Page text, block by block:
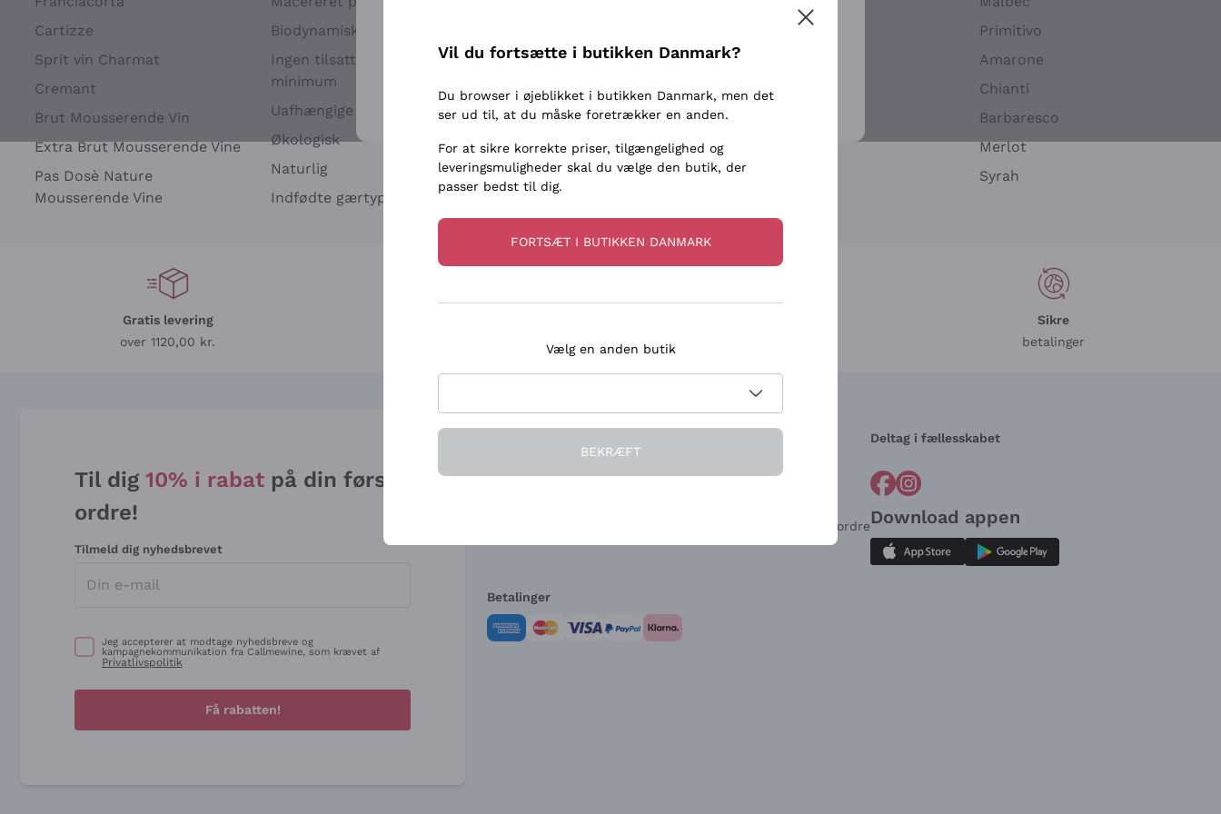
Cartizze
Sprit vin Charmat
Cremant
Brut Mousserende Vin
Extra Brut Mousserende Vine
Pas Dosè Nature
Mousserende Vine
Biodynamisk
Ingen tilsatte sulfitter eller
minimum
Uafhængige Vinavlere
Økologisk
Naturlig
Indfødte gærtyper
Biondi Santi
Franz Haas
Argiolas
Zenato
Ca' dei Frati
Ribolla Gialla
Sauvignon
Primitivo
Amarone
Chianti
Barbaresco
Merlot
Syrah
Gratis levering
over 1120,00 kr.
Sikre
betalinger
Til dig 10% i rabat på din første
ordre!
Tilmeld dig nyhedsbrevet
Jeg accepterer at modtage nyhedsbreve og
kampagnekommunikation fra Callmewine, som krævet af
Privatlivspolitik
Få rabatten!
Hvem vi er
Kundeservice
Fortrydelsesformular for ordre
Deltag i fællesskabet
Download appen
Betalinger
Tilmeld
For flere oplysninger, læs voresPrivatlivspolitik
Vil du fortsætte i butikken Danmark?
Du browser i øjeblikket i butikken Danmark, men det
ser ud til, at du måske foretrækker en anden.
For at sikre korrekte priser, tilgængelighed og
leveringsmuligheder skal du vælge den butik, der
passer bedst til dig.
FORTSÆT I BUTIKKEN DANMARK
Vælg en anden butik
BEKRÆFT